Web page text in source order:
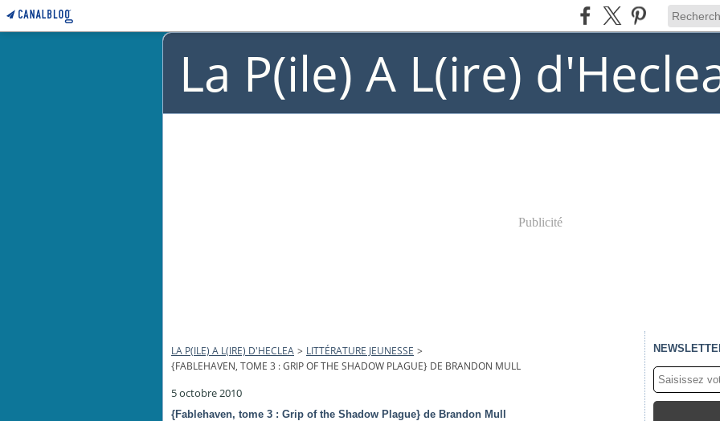
La P(ile) A L(ire)
Publicité
LA P(ILE) A L(IRE) D'HECLEA > LITTÉRATURE JEUNESSE >
{FABLEHAVEN, TOME 3 : GRIP OF THE SHADOW PLAGUE} DE BRANDON MULL
5 octobre 2010
{Fablehaven, tome 3 : Grip of the Shadow Plague} de Brandon Mull